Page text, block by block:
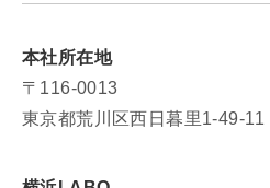
本社所在地
〒116-0013
東京都荒川区西日暮里1-49-11